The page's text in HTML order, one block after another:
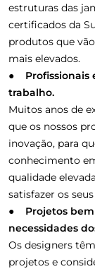
estruturas das
certificados da
produtos que
mais elevados.
● Profissionais
trabalho.
Muitos anos de
que os nossos
inovação, para
conhecimento
qualidade
satisfazer os
● Projetos bem
necessidades
Os designers
projetos e